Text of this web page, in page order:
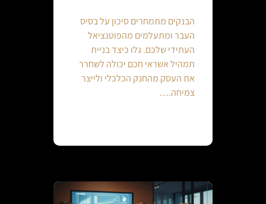
הבנקים מתמחרים סיכון על בסיס
העבר ומתעלמים מהפוטנציאל
העתידי שלכם. גלו כיצד בניית
תמהיל אשראי חכם יכולה לשחרר
את העסק מהחנק הכלכלי ולייצר
צמיחה.…